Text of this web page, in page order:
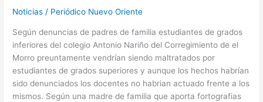
Noticias / Periódico Nuevo Oriente
Según denuncias de padres de familia estudiantes de grados
inferiores del colegio Antonio Nariño del Corregimiento de el
Morro preuntamente vendrían siendo maltratados por
estudiantes de grados superiores y aunque los hechos habrían
sido denunciados los docentes no habrian actuado frente a los
mismos. Según una madre de familia que aporta fortografias